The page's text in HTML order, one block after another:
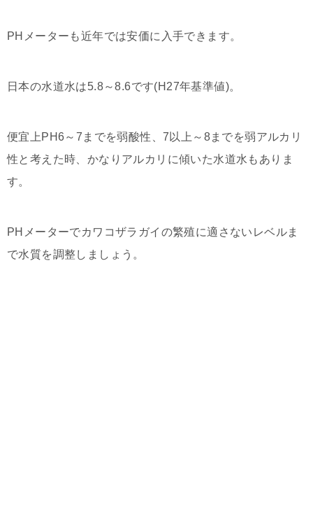
PHメーターも近年では安価に入手できます。
日本の水道水は5.8～8.6です(H27年基準値)。
便宜上PH6～7までを弱酸性、7以上～8までを弱アルカリ
性と考えた時、かなりアルカリに傾いた水道水もありま
す。
PHメーターでカワコザラガイの繁殖に適さないレベルま
で水質を調整しましょう。